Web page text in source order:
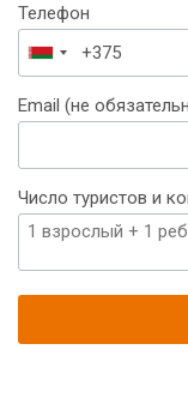
Телефон
Беларусь
+375
Email (не
Число туристов и